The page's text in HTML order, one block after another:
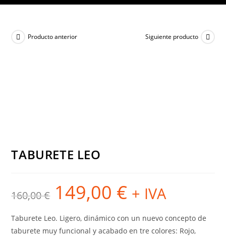
Producto anterior Siguiente producto
TABURETE LEO
160,00€
El
precio
original
160,00 €.
149,00 €El
precio
actual
149,00 €.
+ IVA
Taburete Leo. Ligero, dinámico con un nuevo concepto de
taburete muy funcional y acabado en tre colores: Rojo,